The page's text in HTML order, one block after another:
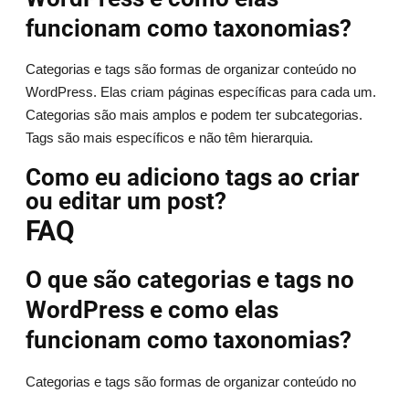
funcionam como taxonomias?
Categorias e tags são formas de organizar conteúdo no
WordPress. Elas criam páginas específicas para cada um.
Categorias são mais amplos e podem ter subcategorias.
Tags são mais específicos e não têm hierarquia.
Como eu adiciono tags ao criar
ou editar um post?
FAQ
O que são categorias e tags no
WordPress e como elas
funcionam como taxonomias?
Categorias e tags são formas de organizar conteúdo no